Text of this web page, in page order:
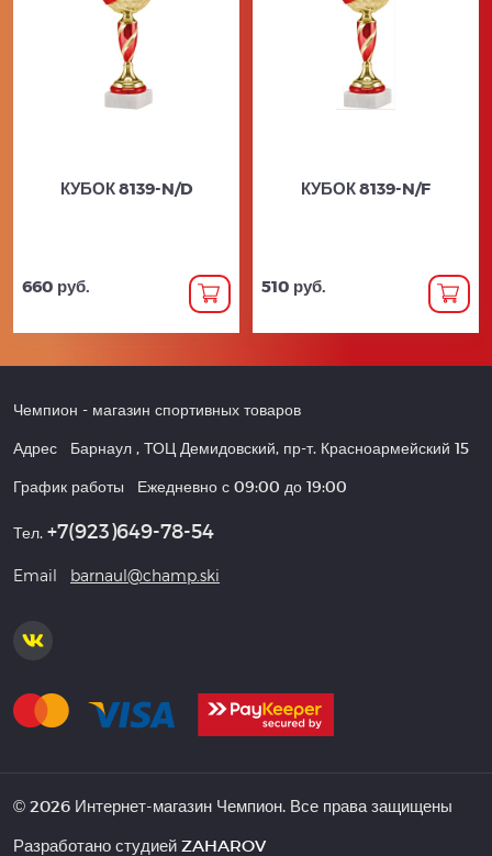
КУБОК 8139-N/D
660 руб.
КУБОК 8139-N/F
510 руб.
Чемпион - магазин спортивных товаров
Адрес Барнаул , ТОЦ Демидовский, пр-т. Красноармейский 15
График работы Ежедневно с 09:00 до 19:00
Тел. +7(923)649-78-54
Email barnaul@champ.ski
© 2026 Интернет-магазин Чемпион. Все права защищены
Разработано студией ZAHAROV